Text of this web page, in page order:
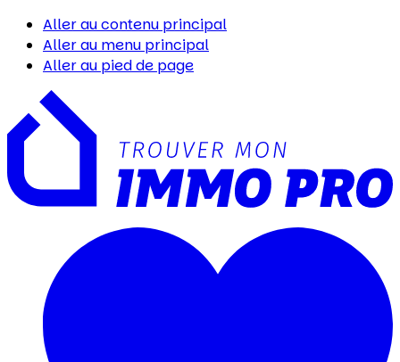
Aller au contenu principal
Aller au menu principal
Aller au pied de page